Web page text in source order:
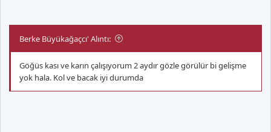
Berke Büyükağaçcı' Alıntı:
Göğüs kası ve karın çalışıyorum 2 aydır gözle görülür bi gelişme
yok hala. Kol ve bacak iyi durumda